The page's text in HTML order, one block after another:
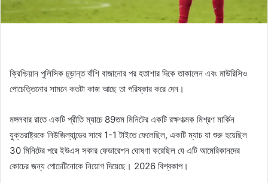
ক্রিশ্চিয়ান পুলিসিক চূড়ান্ত বাঁশি বাজানোর পর হতাশার দিকে তাকালেন এবং মাউরিসিও
পোচেত্তিনোর সামনে কতটা কাজ আছে তা পরিষ্কার করে দেন।
মঙ্গলবার রাতে একটি প্রীতি ম্যাচে 89তম মিনিটের একটি রক্ষণাত্মক মিশ্রণ মার্কিন
যুক্তরাষ্ট্রকে নিউজিল্যান্ডের সাথে 1-1 টাইতে ফেলেছিল, একটি ম্যাচ যা শুরু হয়েছিল
30 মিনিটের পরে ইউএস সকার ফেডারেশন ঘোষণা করেছিল যে এটি আমেরিকানদের
কোচের জন্য পোচেটিনোকে নিয়োগ দিয়েছে। 2026 বিশ্বকাপ।